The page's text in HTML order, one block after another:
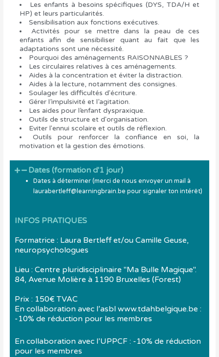
Les enfants à besoins spécifiques (DYS, TDA/H et
HP) et leurs particularités.
Sensibilisation aux fonctions exécutives.
Activités pour se mettre dans la peau de ces
enfants afin de sensibiliser quant au fait que les
adaptations sont une nécessité.
Pourquoi des aménagements RAISONNABLES ?
Les circulaires relatives à ces aménagements.
Aides à la concentration et éviter la distraction.
Aides à la lecture, notamment des consignes.
Soulager les difficultés d'écriture.
Gérer l’impulsivité et l’agitation.
Les aides pour l’enfant dyspraxique.
Outils de structure et d'organisation.
Eviter l'ennui scolaire et outils de réflexion.
Outils pour renforcer la confiance en soi, la
motivation et la gestion des émotions.
Dates (formation d'1 jour)
Dates à déterminer (merci de nous envoyer un mail à
laurabertleff@learningbrain.be pour signaler ton intérêt)
INFOS PRATIQUES
Formatrice : Laura Bertleff et/ou Camille Geuse,
neuropsychologues
Lieu : Centre pluridisciplinaire "Ma Bulle Magique".
84, Avenue Molière à 1190 Bruxelles (Forest)
Prix : 150€ TVAC
En collaboration avec l’asbl www.tdahbelgique.be :
-10% de réduction pour les membres
En collaboration avec l’UPPCF : -10% de réduction
pour les membres